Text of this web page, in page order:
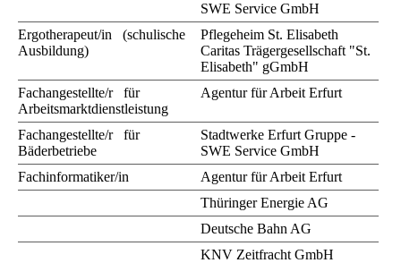
SWE Service GmbH
Ergotherapeut/in (schulische
Ausbildung)
Pflegeheim St. Elisabeth
Caritas Trägergesellschaft "St.
Elisabeth" gGmbH
Fachangestellte/r für
Arbeitsmarktdienstleistung
Agentur für Arbeit Erfurt
Fachangestellte/r für
Bäderbetriebe
Stadtwerke Erfurt Gruppe -
SWE Service GmbH
Fachinformatiker/in
Agentur für Arbeit Erfurt
Thüringer Energie AG
Deutsche Bahn AG
KNV Zeitfracht GmbH